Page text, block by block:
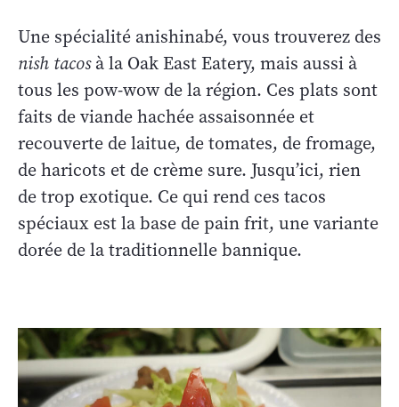
Une spécialité anishinabé, vous trouverez des
nish tacosà la Oak East Eatery, mais aussi à
tous les pow-wow de la région. Ces plats sont
faits de viande hachée assaisonnée et
recouverte de laitue, de tomates, de fromage,
de haricots et de crème sure. Jusqu’ici, rien
de trop exotique. Ce qui rend ces tacos
spéciaux est la base de pain frit, une variante
dorée de la traditionnelle bannique.